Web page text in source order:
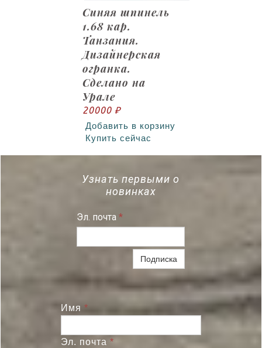
Синяя шпинель
1.68 кар.
Танзания.
Дизайнерская
огранка.
Сделано на
Урале
20000 ₽
Добавить в корзину
Купить сейчас
Узнать первыми о
новинках
Эл. почта *
Подписка
Имя *
Эл. почта *